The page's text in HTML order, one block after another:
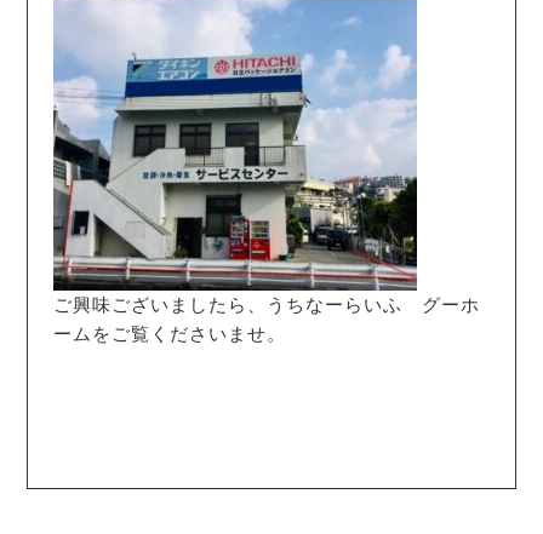
ご興味ございましたら、うちなーらいふ グーホ
ームをご覧くださいませ。